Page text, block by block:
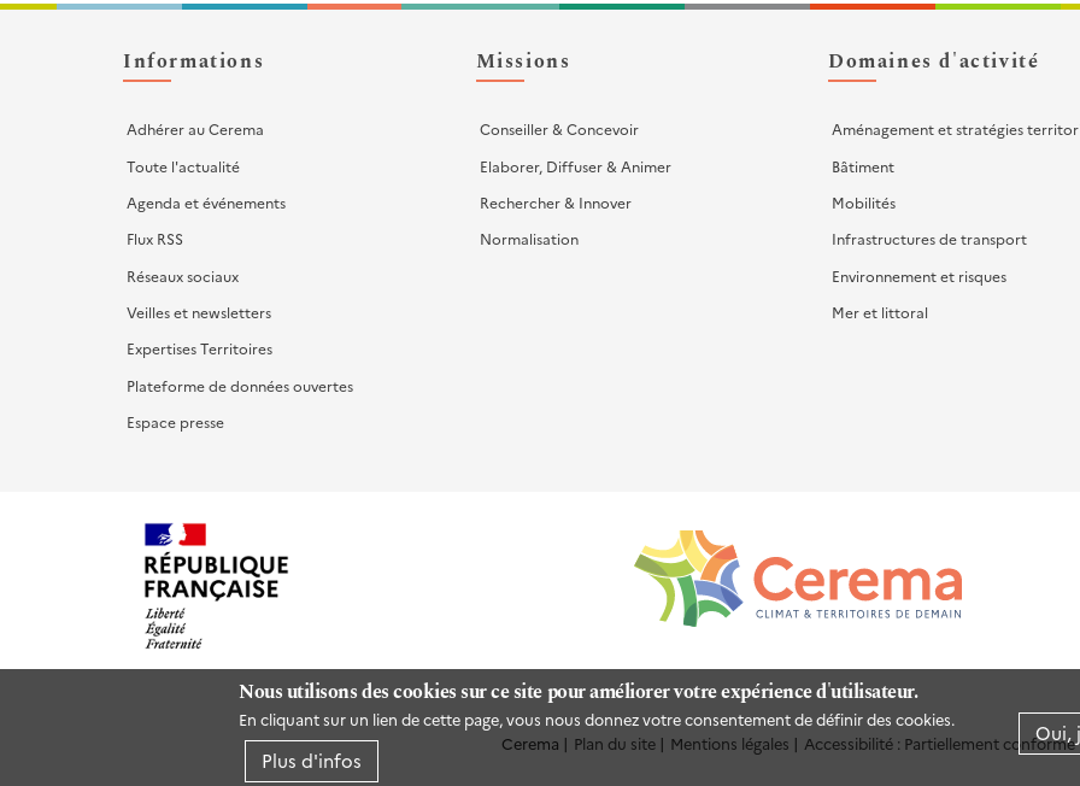
Nous utilisons des cookies sur ce site pour améliorer votre expérience d'utilisateur.
En cliquant sur un lien de cette page, vous nous donnez votre consentement de définir des cookies.
Plus d'infos
Oui,
Liens
d'actions
Informations
Adhérer au Cerema
Toute l'actualité
Agenda et événements
Flux RSS
Réseaux sociaux
Veilles et newsletters
Expertises Territoires
Plateforme de données ouvertes
Espace presse
Missions
Conseiller & Concevoir
Elaborer, Diffuser & Animer
Rechercher & Innover
Normalisation
Domaines d'activité
Aménagement et stratégies
Bâtiment
Mobilités
Infrastructures de transport
Environnement et risques
Mer et littoral
Cerema Plan du site Mentions légales Accessibilité : Partiellement conforme